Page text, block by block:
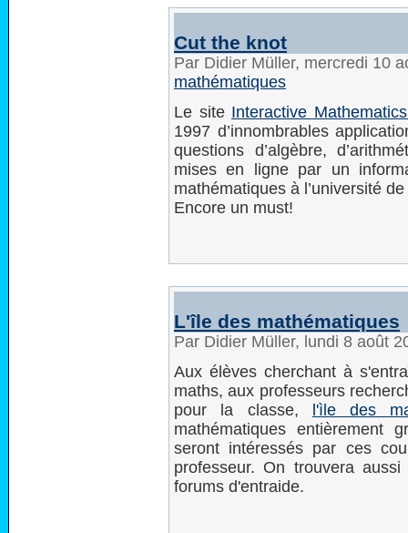
Cut the knot
Par Didier Müller, mercredi 10
mathématiques
Le site Interactive
1997 d’innombrables
questions d’algèbre,
mises en ligne par un
mathématiques à l’université de
Encore un must!
L'île des mathématiques
Par Didier Müller, lundi 8 août
Aux élèves cherchant à
maths, aux professeurs
pour la classe,
l'ìle des
mathématiques entièrement
seront intéressés par ces
professeur. On trouvera
forums d'entraide.